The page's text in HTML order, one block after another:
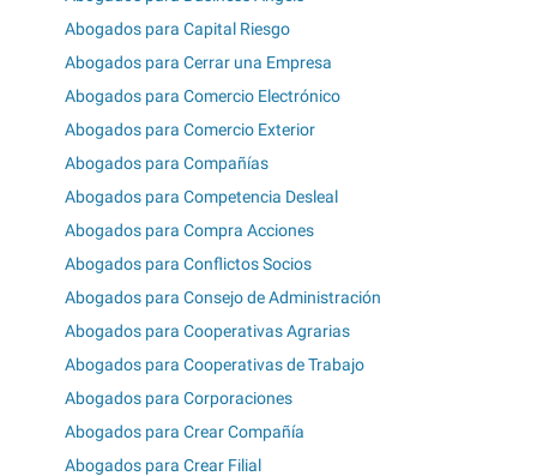
Abogados para Capital Riesgo
Abogados para Cerrar una Empresa
Abogados para Comercio Electrónico
Abogados para Comercio Exterior
Abogados para Compañías
Abogados para Competencia Desleal
Abogados para Compra Acciones
Abogados para Conflictos Socios
Abogados para Consejo de Administración
Abogados para Cooperativas Agrarias
Abogados para Cooperativas de Trabajo
Abogados para Corporaciones
Abogados para Crear Compañía
Abogados para Crear Filial